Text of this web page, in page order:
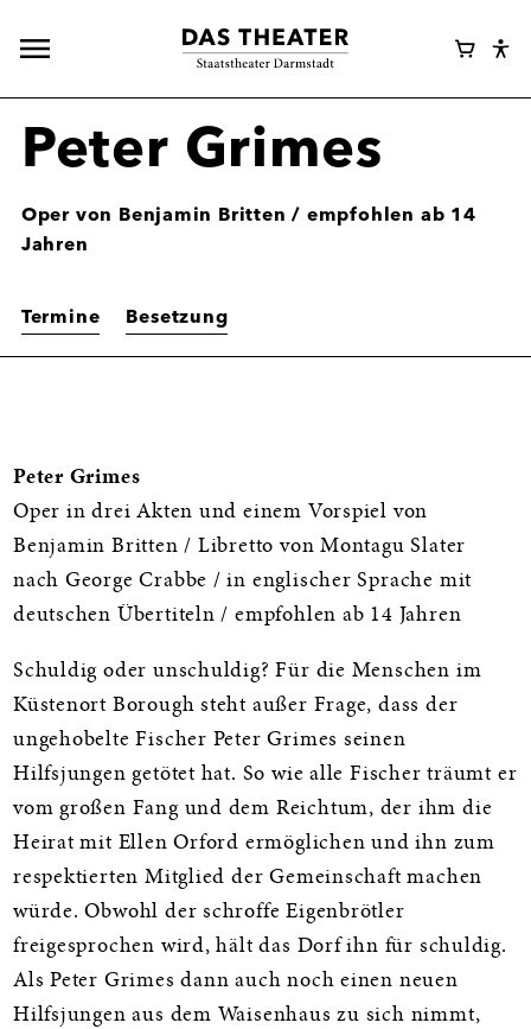
Hauptnavigation
Webshop
Peter Grimes
Oper von Benjamin Britten / empfohlen ab 14
Jahren
Termine Besetzung
Informationen
Peter Grimes
Oper in drei Akten und einem Vorspiel von
Benjamin Britten / Libretto von Montagu Slater
nach George Crabbe / in englischer Sprache mit
deutschen Übertiteln / empfohlen ab 14 Jahren
Schuldig oder unschuldig? Für die Menschen im
Küstenort Borough steht außer Frage, dass der
ungehobelte Fischer Peter Grimes seinen
Hilfsjungen getötet hat. So wie alle Fischer träumt er
vom großen Fang und dem Reichtum, der ihm die
Heirat mit Ellen Orford ermöglichen und ihn zum
respektierten Mitglied der Gemeinschaft machen
würde. Obwohl der schroffe Eigenbrötler
freigesprochen wird, hält das Dorf ihn für schuldig.
Als Peter Grimes dann auch noch einen neuen
Hilfsjungen aus dem Waisenhaus zu sich nimmt,